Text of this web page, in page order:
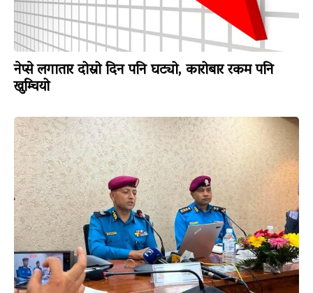
नेप्से लगातार दोस्रो दिन पनि घट्यो, कारोबार रकम पनि
खुम्चियो